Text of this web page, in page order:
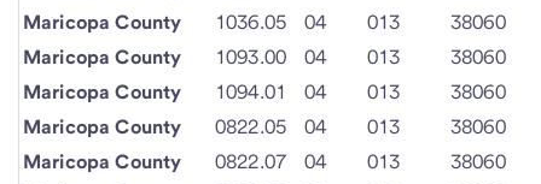
Maricopa County
1036.05 04 013
38060
Maricopa County
1093.00 04 013
38060
Maricopa County
1094.01 04 013
38060
Maricopa County
0822.05 04 013
38060
Maricopa County
0822.07 04 013
38060